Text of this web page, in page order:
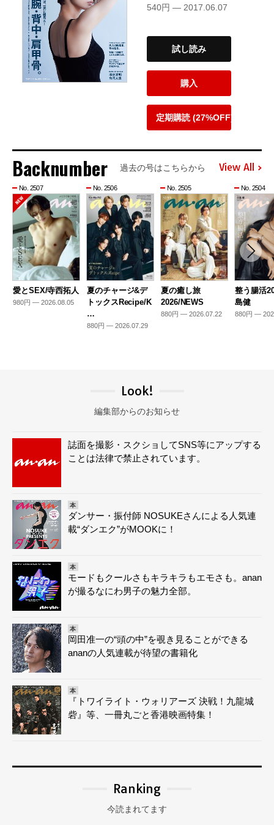
540円 — 2017.06.07
試し読み
購入
定期購読 (27%OFF)
Backnumber 過去の号はこちらから View All
No. 2507
愛とSEX/寺西拓人
980円 — 2026.08.05
No. 2506
夏のチャージ&デ
トックスRecipe/K
…
880円 — 2026.07.29
No. 2505
夏の癒し旅
2026/NEWS
880円 — 2026.07.22
No. 2504
整う腸活
島健
880円 —
Look!
編集部からのお知らせ
誌面を撮影・スクショしてSNS等にアップする
ことは法律で禁止されています。
本
ダンサー・振付師 NOSUKEさんによる人気連
載“ダンエク”がMOOKに！
本
モードもクールさもキラキラもエモさも。anan
が撮るなにわ男子の魅力全部。
本
岡田准一の“頭の中”を覗き見ることができる
ananの人気連載が待望の書籍化
本
『トワイライト・ウォリアーズ 決戦！九龍城
砦』等、一冊丸ごと香港映画特集！
Ranking
今読まれてます